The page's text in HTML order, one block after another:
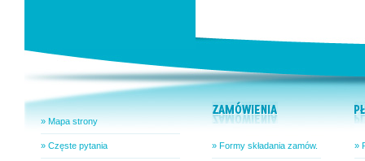
» Mapa strony
» Częste pytania » Formy składania zamów. »